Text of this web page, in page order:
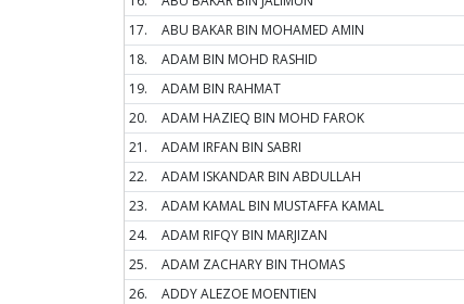
17.
ABU BAKAR BIN MOHAMED AMIN
18.
ADAM BIN MOHD RASHID
19.
ADAM BIN RAHMAT
20.
ADAM HAZIEQ BIN MOHD FAROK
21.
ADAM IRFAN BIN SABRI
22.
ADAM ISKANDAR BIN ABDULLAH
23.
ADAM KAMAL BIN MUSTAFFA KAMAL
24.
ADAM RIFQY BIN MARJIZAN
25.
ADAM ZACHARY BIN THOMAS
26.
ADDY ALEZOE MOENTIEN